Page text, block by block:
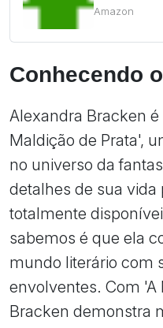
Amazon
Conhecendo
Alexandra Bracken
Maldição de Prata',
no universo da
detalhes de sua vida
totalmente
sabemos é que ela
mundo literário com
envolventes. Com 'A
Bracken demonstra